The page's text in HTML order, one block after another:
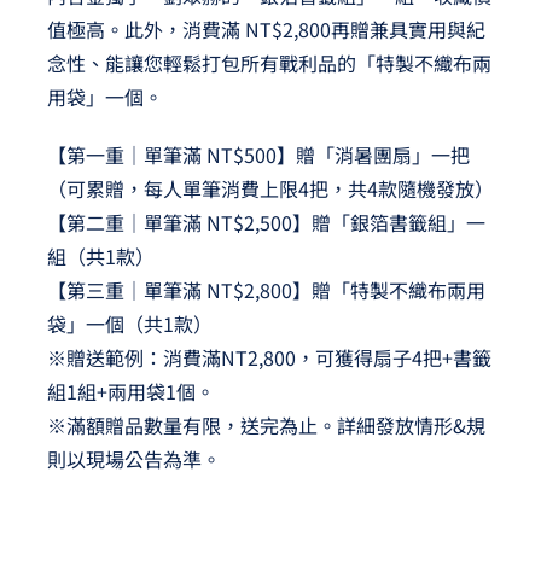
值極高。此外，消費滿 NT$2,800再贈兼具實用與紀
念性、能讓您輕鬆打包所有戰利品的「特製不織布兩
用袋」一個。
【第一重｜單筆滿 NT$500】贈「消暑團扇」一把
（可累贈，每人單筆消費上限4把，共4款隨機發放）
【第二重｜單筆滿 NT$2,500】贈「銀箔書籤組」一
組（共1款）
【第三重｜單筆滿 NT$2,800】贈「特製不織布兩用
袋」一個（共1款）
※贈送範例：消費滿NT2,800，可獲得扇子4把+書籤
組1組+兩用袋1個。
※滿額贈品數量有限，送完為止。詳細發放情形&規
則以現場公告為準。